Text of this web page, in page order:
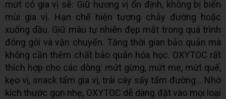
mứt có gia vị sẽ: Giữ hương vị ổn định, không bị biến
mùi gia vị. Hạn chế hiện tượng chảy đường hoặc
xuống dầu. Giữ màu tự nhiên đẹp mắt trong quá trình
đóng gói và vận chuyển. Tăng thời gian bảo quản mà
không cần thêm chất bảo quản hóa học. OXYTOC rất
thích hợp cho các dòng: mứt gừng, mứt me, mứt quế,
kẹo vị, snack tẩm gia vị, trái cây sấy tẩm đường… Nhờ
kích thước gọn nhẹ, OXYTOC dễ dàng đặt vào mọi loại